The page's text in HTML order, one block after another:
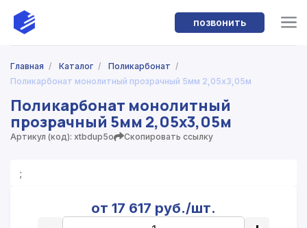
позвонить
Главная / Каталог / Поликарбонат /
Поликарбонат монолитный прозрачный 5мм 2,05x3,05м
Поликарбонат монолитный
прозрачный 5мм 2,05x3,05м
Артикул (код): xtbdup5o Скопировать ссылку
;
от 17 617 руб./шт.